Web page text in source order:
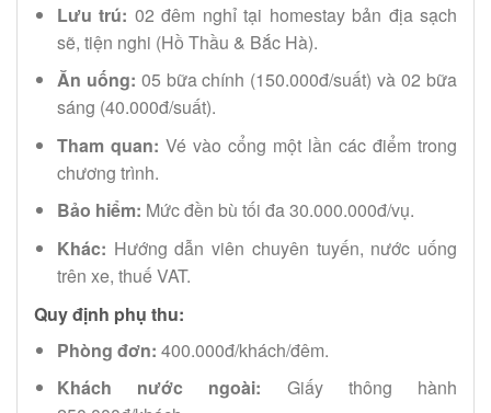
Lưu trú: 02 đêm nghỉ tại homestay bản địa sạch
sẽ, tiện nghi (Hồ Thầu & Bắc Hà).
Ăn uống: 05 bữa chính (150.000đ/suất) và 02 bữa
sáng (40.000đ/suất).
Tham quan: Vé vào cổng một lần các điểm trong
chương trình.
Bảo hiểm: Mức đền bù tối đa 30.000.000đ/vụ.
Khác: Hướng dẫn viên chuyên tuyến, nước uống
trên xe, thuế VAT.
Quy định phụ thu:
Phòng đơn: 400.000đ/khách/đêm.
Khách nước ngoài: Giấy thông hành